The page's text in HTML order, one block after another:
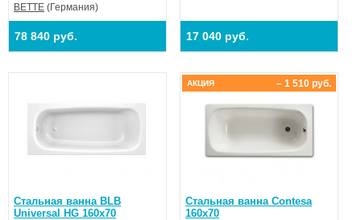
BETTE (Германия)
78 840 руб. 17 040 руб.
Стальная ванна BLB
Universal HG 160х70
Стальная ванна Contesa
160х70
– 1 510 руб.
АКЦИЯ